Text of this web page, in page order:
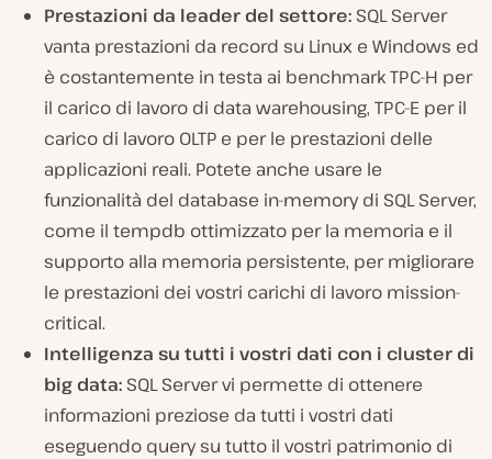
Prestazioni da leader del settore: SQL Server
vanta prestazioni da record su Linux e Windows ed
è costantemente in testa ai benchmark TPC-H per
il carico di lavoro di data warehousing, TPC-E per il
carico di lavoro OLTP e per le prestazioni delle
applicazioni reali. Potete anche usare le
funzionalità del database in-memory di SQL Server,
come il tempdb ottimizzato per la memoria e il
supporto alla memoria persistente, per migliorare
le prestazioni dei vostri carichi di lavoro mission-
critical.
Intelligenza su tutti i vostri dati con i cluster di
big data: SQL Server vi permette di ottenere
informazioni preziose da tutti i vostri dati
eseguendo query su tutto il vostri patrimonio di